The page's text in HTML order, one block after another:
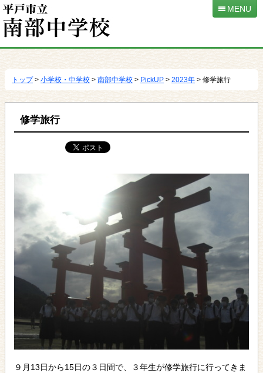
移
MENU
トップ> 小学校・中学校 > 南部中学校 > PickUP > 2023年 > 修学旅行
修学旅行
９月13日から15日の３日間で、３年生が修学旅行に行ってきま